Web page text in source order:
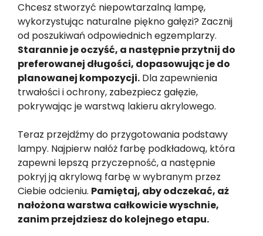
Chcesz stworzyć niepowtarzalną lampę,
wykorzystując naturalne piękno gałęzi? Zacznij
od poszukiwań odpowiednich egzemplarzy.
Starannie je oczyść, a następnie przytnij do
preferowanej długości, dopasowując je do
planowanej kompozycji. Dla zapewnienia
trwałości i ochrony, zabezpiecz gałęzie,
pokrywając je warstwą lakieru akrylowego.
Teraz przejdźmy do przygotowania podstawy
lampy. Najpierw nałóż farbę podkładową, która
zapewni lepszą przyczepność, a następnie
pokryj ją akrylową farbę w wybranym przez
Ciebie odcieniu. Pamiętaj, aby odczekać, aż
nałożona warstwa całkowicie wyschnie,
zanim przejdziesz do kolejnego etapu.